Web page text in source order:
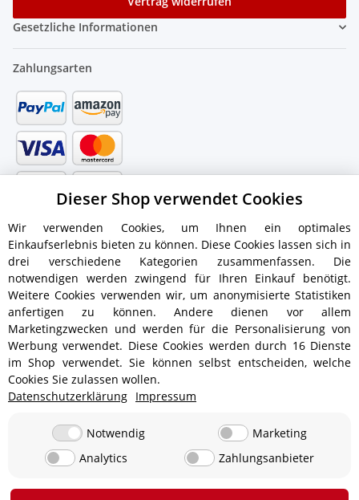
Gesetzliche Informationen
Zahlungsarten
Versandinformationen
ab 5,90 € - Ab 300 € Bestellwert
ab 9,90 € - Ab 350 € Bestellwert
Versandkostenfrei!
19,90 €
0 € bei Abholung in 24850 Lürschau, Deutschland
Dieser Shop verwendet Cookies
Wir verwenden Cookies, um Ihnen ein optimales
Einkaufserlebnis bieten zu können. Diese Cookies lassen sich in
drei verschiedene Kategorien zusammenfassen. Die
notwendigen werden zwingend für Ihren Einkauf benötigt.
Weitere Cookies verwenden wir, um anonymisierte Statistiken
anfertigen zu können. Andere dienen vor allem
Marketingzwecken und werden für die Personalisierung von
Werbung verwendet. Diese Cookies werden durch 16 Dienste
im Shop verwendet. Sie können selbst entscheiden, welche
Cookies Sie zulassen wollen.
Datenschutzerklärung Impressum
Notwendig
Marketing
Analytics
Zahlungsanbieter